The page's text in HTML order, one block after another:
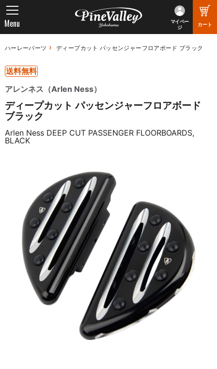
マイペー
ジ
カート
Menu
ハーレーパーツ ディープカット パッセンジャーフロアボード ブラック
送料無料
アレンネス（Arlen Ness）
ディープカット パッセンジャーフロアボード
ブラック
Arlen Ness DEEP CUT PASSENGER FLOORBOARDS,
BLACK